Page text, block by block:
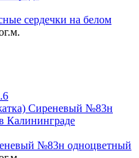
сердечки на белом
№83н одноцветный